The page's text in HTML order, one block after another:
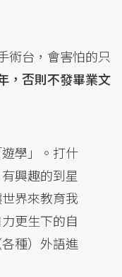
術台，會害怕的只
，否則不發畢業文
學」。打什
興趣的到星
界來教育我
更生下的自
種）外語進